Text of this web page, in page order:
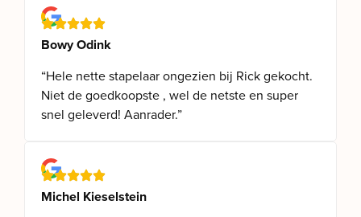
Bowy Odink
“Hele nette stapelaar ongezien bij Rick gekocht.
Niet de goedkoopste , wel de netste en super
snel geleverd! Aanrader.”
Michel Kieselstein